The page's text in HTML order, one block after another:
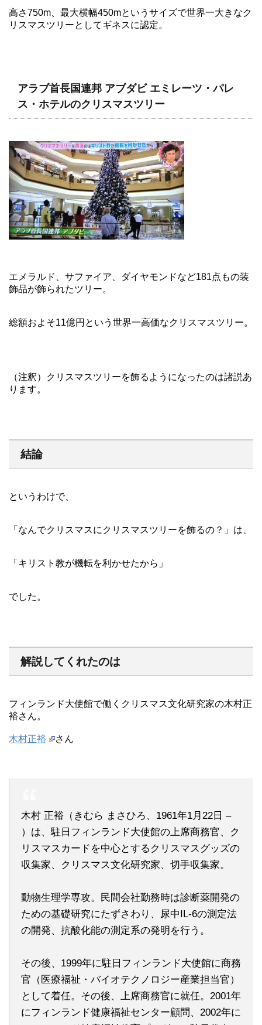
高さ750m、最大横幅450mというサイズで世界一大きなク
リスマスツリーとしてギネスに認定。
アラブ首長国連邦 アブダビ エミレーツ・パレ
ス・ホテルのクリスマスツリー
エメラルド、サファイア、ダイヤモンドなど181点もの装
飾品が飾られたツリー。
総額およそ11億円という世界一高価なクリスマスツリー。
（注釈）クリスマスツリーを飾るようになったのは諸説あ
ります。
結論
というわけで、
「なんでクリスマスにクリスマスツリーを飾るの？」は、
「キリスト教が機転を利かせたから」
でした。
解説してくれたのは
フィンランド大使館で働くクリスマス文化研究家の木村正
裕さん。
木村正裕 さん
木村 正裕（きむら まさひろ、1961年1月22日 –
）は、駐日フィンランド大使館の上席商務官、ク
リスマスカードを中心とするクリスマスグッズの
収集家、クリスマス文化研究家、切手収集家。
動物生理学専攻。民間会社勤務時は診断薬開発の
ための基礎研究にたずさわり、尿中IL-6の測定法
の開発、抗酸化能の測定系の発明を行う。
その後、1999年に駐日フィンランド大使館に商務
官（医療福祉・バイオテクノロジー産業担当官）
として着任。その後、上席商務官に就任。2001年
にフィンランド健康福祉センター顧問、2002年に